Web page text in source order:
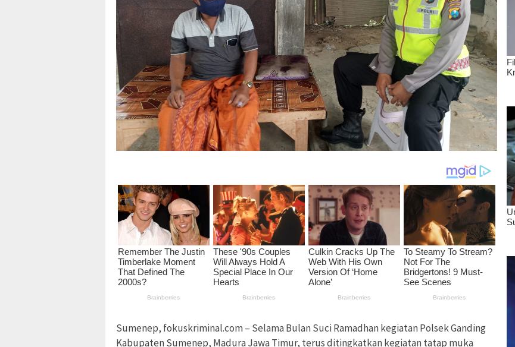
Sumenep, fokuskriminal.com – Selama Bulan Suci Ramadhan kegiatan Polsek Ganding
Kabupaten Sumenep, Madura Jawa Timur, terus ditingkatkan kegiatan tatap muka